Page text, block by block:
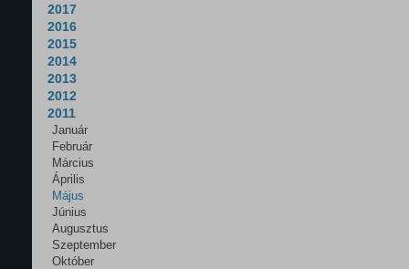
2017
2016
2015
2014
2013
2012
2011
Január
Február
Március
Április
Május
Június
Augusztus
Szeptember
Október